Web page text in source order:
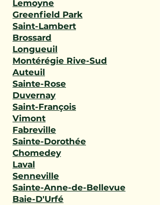
Lemoyne
Greenfield Park
Saint-Lambert
Brossard
Longueuil
Montérégie Rive-Sud
Auteuil
Sainte-Rose
Duvernay
Saint-François
Vimont
Fabreville
Sainte-Dorothée
Chomedey
Laval
Senneville
Sainte-Anne-de-Bellevue
Baie-D'Urfé